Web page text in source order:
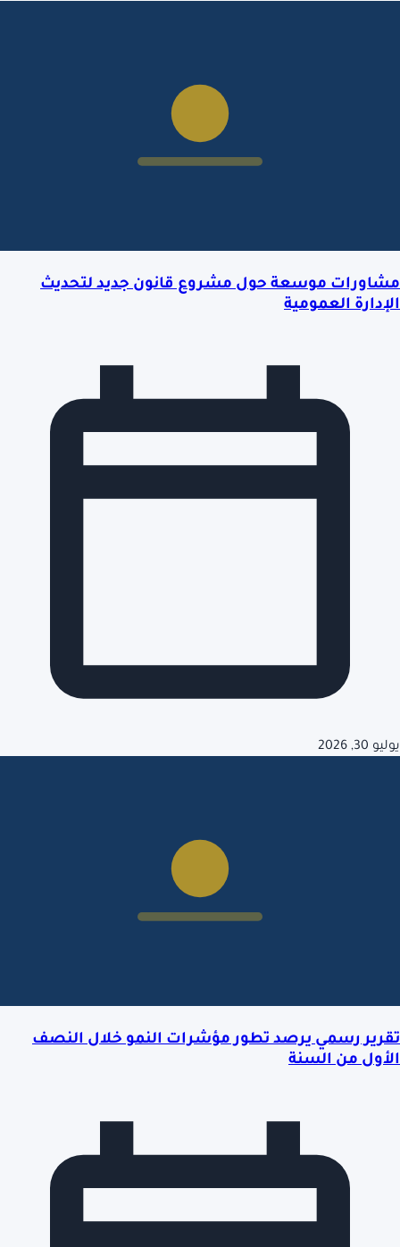
مشاورات موسعة حول مشروع قانون جديد لتحديث
الإدارة العمومية
يوليو 30, 2026
تقرير رسمي يرصد تطور مؤشرات النمو خلال النصف
الأول من السنة